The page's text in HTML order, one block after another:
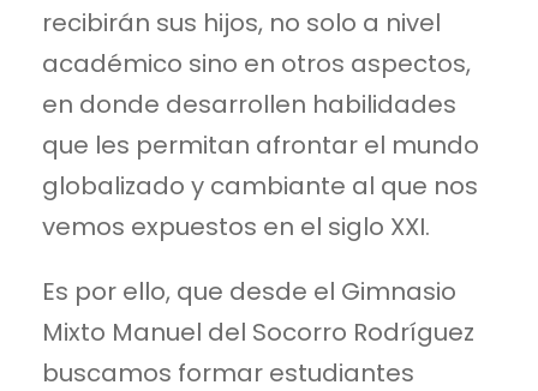
recibirán sus hijos, no solo a nivel
académico sino en otros aspectos,
en donde desarrollen habilidades
que les permitan afrontar el mundo
globalizado y cambiante al que nos
vemos expuestos en el siglo XXI.
Es por ello, que desde el Gimnasio
Mixto Manuel del Socorro Rodríguez
buscamos formar estudiantes